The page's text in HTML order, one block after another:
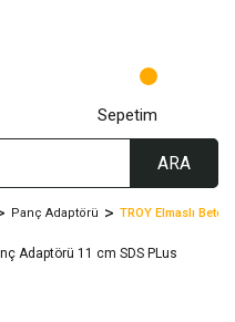
ARA
Sepetim
Panç Adaptörü TROY Elmaslı